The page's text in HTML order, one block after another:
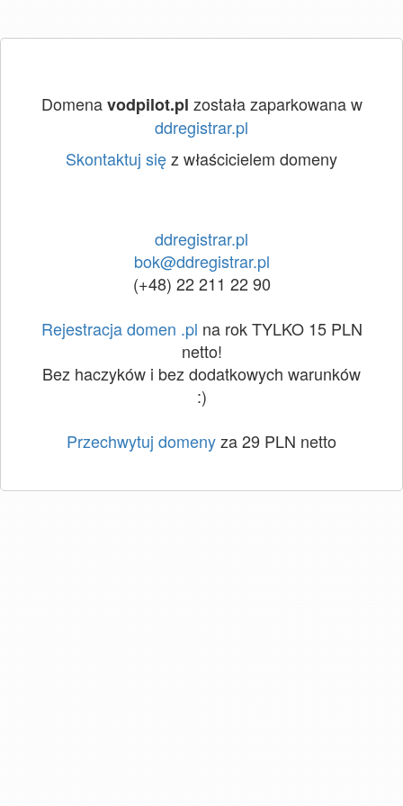
Domenavodpilot.pl została zaparkowana w
ddregistrar.pl
Skontaktuj sięz właścicielem domeny
ddregistrar.pl
bok@ddregistrar.pl
(+48) 22 211 22 90
Rejestracja domen .pl na rok TYLKO 15 PLN
netto!
Bez haczyków i bez dodatkowych warunków
:)
Przechwytuj domenyza 29 PLN netto